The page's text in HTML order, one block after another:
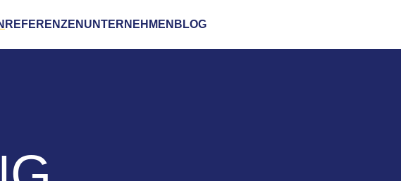
REFERENZEN UNTERNEHMEN BLOG